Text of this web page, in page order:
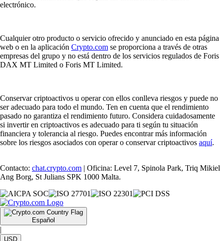
electrónico.
Cualquier otro producto o servicio ofrecido y anunciado en esta página
web o en la aplicación Crypto.com se proporciona a través de otras
empresas del grupo y no está dentro de los servicios regulados de Foris
DAX MT Limited o Foris MT Limited.
Conservar criptoactivos u operar con ellos conlleva riesgos y puede no
ser adecuado para todo el mundo. Ten en cuenta que el rendimiento
pasado no garantiza el rendimiento futuro. Considera cuidadosamente
si invertir en criptoactivos es adecuado para ti según tu situación
financiera y tolerancia al riesgo. Puedes encontrar más información
sobre los riesgos asociados con operar o conservar criptoactivos aquí.
Contacto: chat.crypto.com | Oficina: Level 7, Spinola Park, Triq Mikiel
Ang Borg, St Julians SPK 1000 Malta.
Español
|
USD